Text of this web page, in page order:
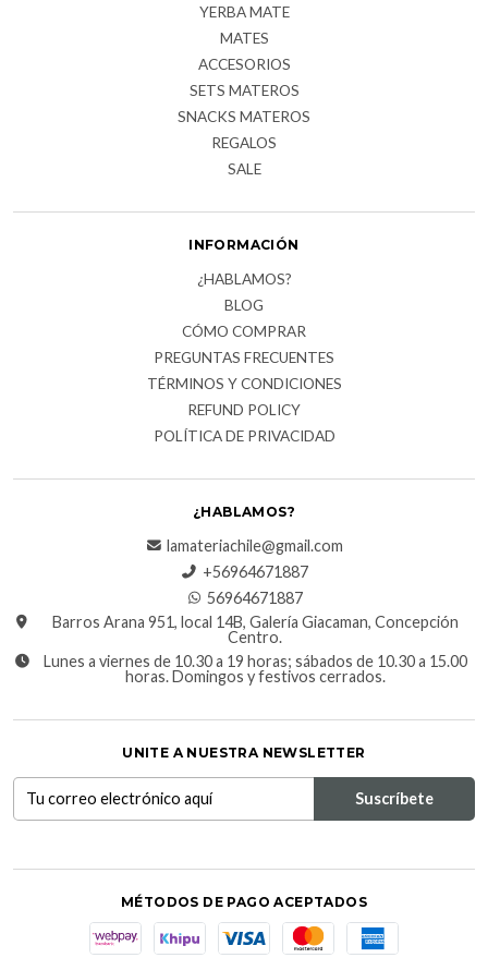
YERBA MATE
MATES
ACCESORIOS
SETS MATEROS
SNACKS MATEROS
REGALOS
SALE
INFORMACIÓN
¿HABLAMOS?
BLOG
CÓMO COMPRAR
PREGUNTAS FRECUENTES
TÉRMINOS Y CONDICIONES
REFUND POLICY
POLÍTICA DE PRIVACIDAD
¿HABLAMOS?
lamateriachile@gmail.com
+56964671887
56964671887
Barros Arana 951, local 14B, Galería Giacaman, Concepción
Centro.
Lunes a viernes de 10.30 a 19 horas; sábados de 10.30 a 15.00
horas. Domingos y festivos cerrados.
UNITE A NUESTRA NEWSLETTER
MÉTODOS DE PAGO ACEPTADOS